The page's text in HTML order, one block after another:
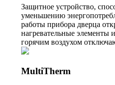
Защитное устройство,
уменьшению
работы прибора дверца
нагревательные элементы
горячим воздухом
MultiTherm